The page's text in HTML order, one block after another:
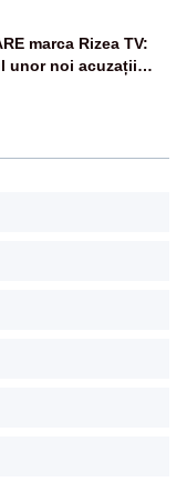
marca Rizea TV:
unor noi acuzații